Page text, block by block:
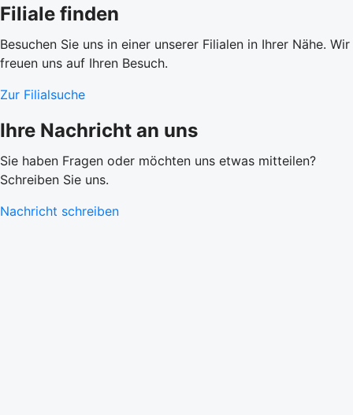
Filiale finden
Besuchen Sie uns in einer unserer Filialen in Ihrer Nähe. Wir
freuen uns auf Ihren Besuch.
Zur Filialsuche
Ihre Nachricht an uns
Sie haben Fragen oder möchten uns etwas mitteilen?
Schreiben Sie uns.
Nachricht schreiben